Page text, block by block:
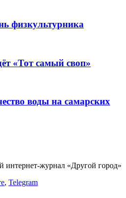
физкультурника
«Тот самый своп»
воды на самарских
интернет-журнал «Другой город»
, Telegram